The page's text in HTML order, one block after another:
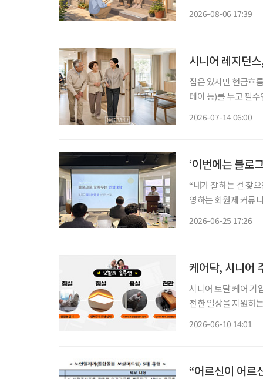
2026-08-06 17:39
시니어 레지던
집은 있지만 현금흐
테이 등)를 두고 필
2026-07-14 06:00
‘이번에는 블로
“내가 잘하는 걸 찾으면 반드시 돈이 됩니
영하는 회원제 커뮤
2026-06-25 17:26
케어닥, 시니어
시니어 토탈 케어 기
전한 일상을 지원하는 '부
2026-06-10 14:01
“어르신이 어르